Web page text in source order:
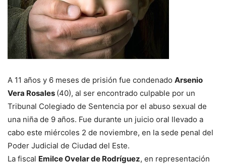
A 11 años y 6 meses de prisión fue condenado Arsenio
Vera Rosales (40), al ser encontrado culpable por un
Tribunal Colegiado de Sentencia por el abuso sexual de
una niña de 9 años. Fue durante un juicio oral llevado a
cabo este miércoles 2 de noviembre, en la sede penal del
Poder Judicial de Ciudad del Este.
La fiscal Emilce Ovelar de Rodríguez, en representación